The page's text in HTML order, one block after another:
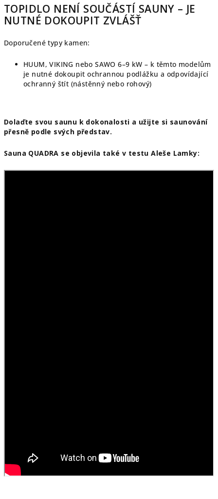
TOPIDLO NENÍ SOUČÁSTÍ SAUNY – JE
NUTNÉ DOKOUPIT ZVLÁŠŤ
Doporučené typy kamen:
HUUM, VIKING nebo SAWO 6–9 kW – k těmto modelům
je nutné dokoupit ochrannou podlážku a odpovídající
ochranný štít (nástěnný nebo rohový)
Dolaďte svou saunu k dokonalosti a užijte si saunování
přesně podle svých představ.
Sauna QUADRA se objevila také v testu Aleše Lamky: